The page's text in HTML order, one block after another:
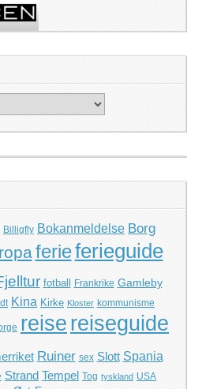
Billigfly Bokanmeldelse Borg
ferieferieguide
fotball Frankrike Gamleby
Kina Kirke Kloster kommunisme
reise reiseguide
Ruiner sex Slott Spania
Strand Tempel Tog tyskland USA